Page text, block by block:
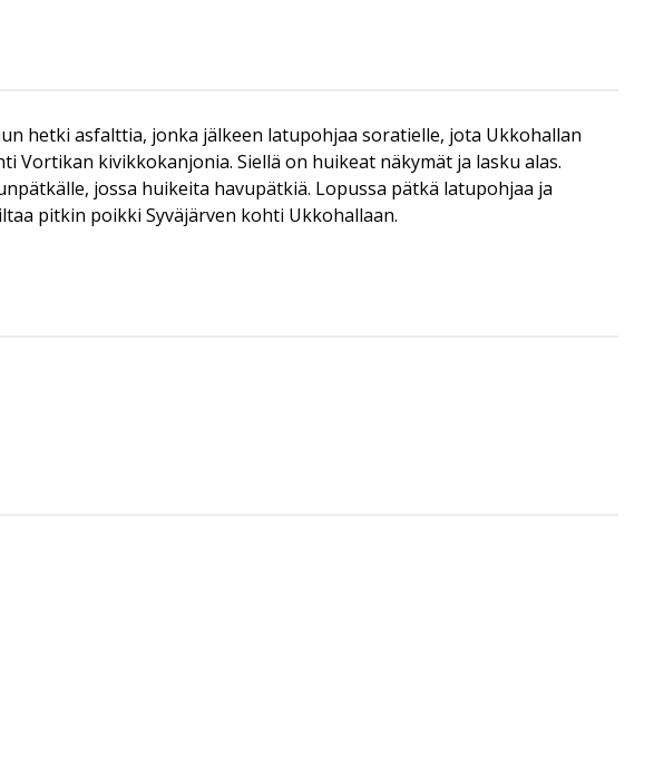
hetki asfalttia, jonka jälkeen latupohjaa soratielle, jota Ukkohallan
kivikkokanjonia. Siellä on huikeat näkymät ja lasku alas.
jossa huikeita havupätkiä. Lopussa pätkä latupohjaa ja
pitkin poikki Syväjärven kohti Ukkohallaan.